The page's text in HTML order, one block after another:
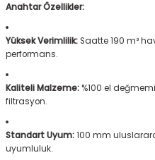
Anahtar Özellikler:
Yüksek Verimlilik:Saatte 190 m³
performans.
Kaliteli Malzeme: %100 el
filtrasyon.
Standart Uyum:100 mm
uyumluluk.